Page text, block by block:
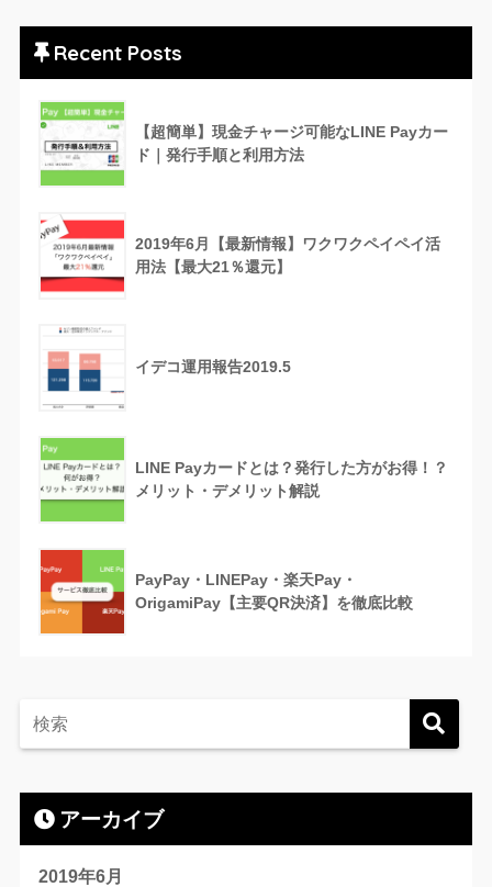
Recent Posts
【超簡単】現金チャージ可能なLINE Payカー
ド｜発行手順と利用方法
2019年6月【最新情報】ワクワクペイペイ活
用法【最大21％還元】
イデコ運用報告2019.5
LINE Payカードとは？発行した方がお得！？
メリット・デメリット解説
PayPay・LINEPay・楽天Pay・
OrigamiPay【主要QR決済】を徹底比較
アーカイブ
2019年6月